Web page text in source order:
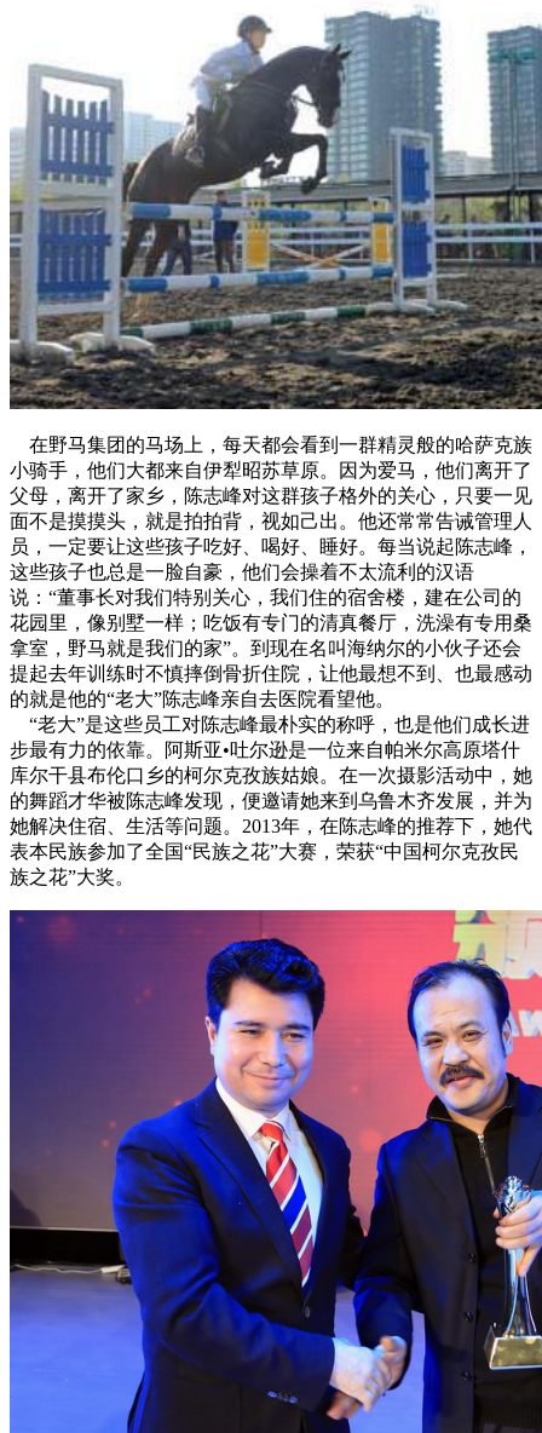
在野马集团的马场上，每天都会看到一群精灵般的哈萨克族
小骑手，他们大都来自伊犁昭苏草原。因为爱马，他们离开了
父母，离开了家乡，陈志峰对这群孩子格外的关心，只要一见
面不是摸摸头，就是拍拍背，视如己出。他还常常告诫管理人
员，一定要让这些孩子吃好、喝好、睡好。每当说起陈志峰，
这些孩子也总是一脸自豪，他们会操着不太流利的汉语
说：“董事长对我们特别关心，我们住的宿舍楼，建在公司的
花园里，像别墅一样；吃饭有专门的清真餐厅，洗澡有专用桑
拿室，野马就是我们的家”。到现在名叫海纳尔的小伙子还会
提起去年训练时不慎摔倒骨折住院，让他最想不到、也最感动
的就是他的“老大”陈志峰亲自去医院看望他。
“老大”是这些员工对陈志峰最朴实的称呼，也是他们成长进
步最有力的依靠。阿斯亚•吐尔逊是一位来自帕米尔高原塔什
库尔干县布伦口乡的柯尔克孜族姑娘。在一次摄影活动中，她
的舞蹈才华被陈志峰发现，便邀请她来到乌鲁木齐发展，并为
她解决住宿、生活等问题。2013年，在陈志峰的推荐下，她代
表本民族参加了全国“民族之花”大赛，荣获“中国柯尔克孜民
族之花”大奖。